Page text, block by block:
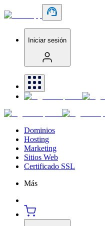
Iniciar sesión
Dominios
Hosting
Marketing
Sitios Web
Certificado SSL
Más